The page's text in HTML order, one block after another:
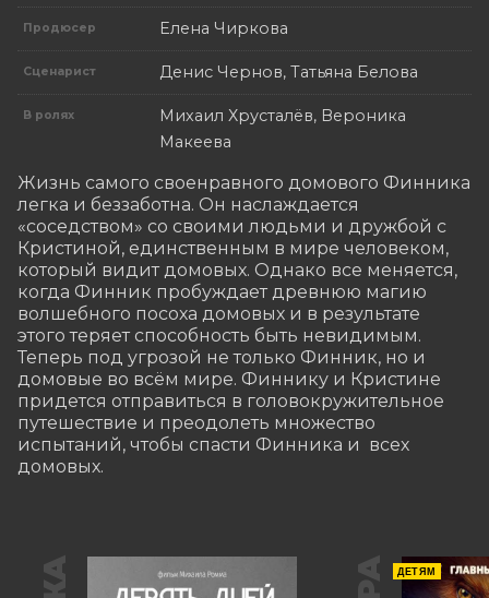
Продюсер Елена Чиркова
Сценарист Денис Чернов, Татьяна Белова
В ролях
Михаил Хрусталёв, Вероника
Макеева
Жизнь самого своенравного домового Финника
легка и беззаботна. Он наслаждается
«соседством» со своими людьми и дружбой с
Кристиной, единственным в мире человеком,
который видит домовых. Однако все меняется,
когда Финник пробуждает древнюю магию
волшебного посоха домовых и в результате
этого теряет способность быть невидимым.
Теперь под угрозой не только Финник, но и
домовые во всём мире. Финнику и Кристине
придется отправиться в головокружительное
путешествие и преодолеть множество
испытаний, чтобы спасти Финника и  всех
домовых.
ДЕТЯМ